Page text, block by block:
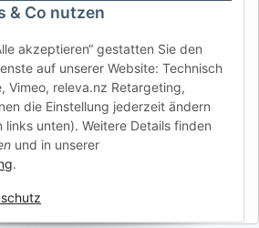
& Co nutzen
akzeptieren“ gestatten Sie den
auf unserer Website: Technisch
Vimeo, releva.nz Retargeting,
die Einstellung jederzeit ändern
unten). Weitere Details finden
und in unserer
.
CZ
RO HR
| Ihr Experte für Anhänger-
& Zubehör
Support:info@afatek.com
aus unserem deutschen Zentrallager.